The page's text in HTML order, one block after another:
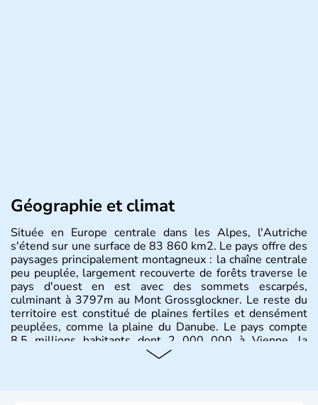
Géographie et climat
Située en Europe centrale dans les Alpes, l'Autriche
s'étend sur une surface de 83 860 km2. Le pays offre des
paysages principalement montagneux : la chaîne centrale
peu peuplée, largement recouverte de forêts traverse le
pays d'ouest en est avec des sommets escarpés,
culminant à 3797m au Mont Grossglockner. Le reste du
territoire est constitué de plaines fertiles et densément
peuplées, comme la plaine du Danube. Le pays compte
8.5 millions habitants dont 2 000 000 à Vienne, la